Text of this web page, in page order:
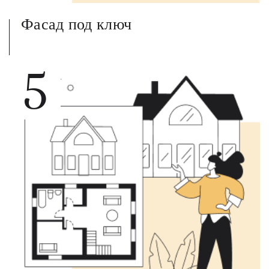
Фасад под ключ
5